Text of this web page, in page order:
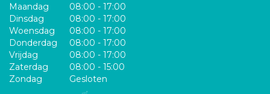
Maandag
08:00 - 17:00
Dinsdag
08:00 - 17:00
Woensdag
08:00 - 17:00
Donderdag
08:00 - 17:00
Vrijdag
08:00 - 17:00
Zaterdag
08:00 - 15:00
Zondag
Gesloten